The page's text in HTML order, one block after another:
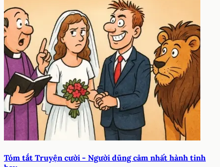
Tóm tắt Truyện cười - Người dũng cảm nhất hành tinh